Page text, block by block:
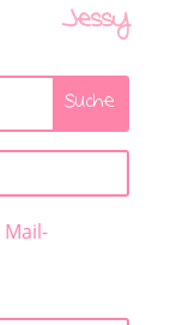
Jessy
Mail-